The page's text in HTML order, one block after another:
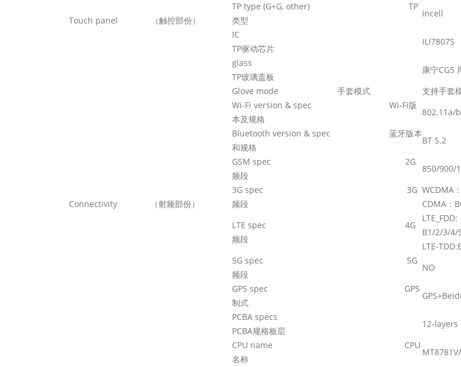
Touch panel （触控部份）
TP type (G+G, other) TP
类型
incell
IC
TP驱动芯片
ILI7807S
glass
TP玻璃盖板
康宁CG5
Glove mode 手套模式
支持手套
Connectivity （射频部份）
Wi-Fi version & spec Wi-Fi版
本及规格
802.11a/
Bluetooth version & spec 蓝牙版本
和规格
BT 5.2
GSM spec 2G
频段
850/900/
3G spec 3G
频段
WCDMA ：
CDMA ：
LTE spec 4G
频段
LTE_FDD:
B1/2/3/4/
LTE-
5G spec 5G
频段
NO
GPS spec GPS
制式
PCBA specs
PCBA规格板层
12-layers
CPU name CPU
名称